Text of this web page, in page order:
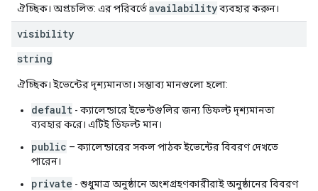
ঐচ্ছিক। অপ্রচলিত: এর পরিবর্তেavailabilityব্যবহার করুন।
visibility
string
ঐচ্ছিক। ইভেন্টের দৃশ্যমানতা। সম্ভাব্য মানগুলো হলো:
default - ক্যালেন্ডারে ইভেন্টগুলির জন্য ডিফল্ট দৃশ্যমানতা
ব্যবহার করে। এটিই ডিফল্ট মান।
public – ক্যালেন্ডারের সকল পাঠক ইভেন্টের বিবরণ দেখতে
পারেন।
private - শুধুমাত্র অনুষ্ঠানে অংশগ্রহণকারীরাই অনুষ্ঠানের বিবরণ